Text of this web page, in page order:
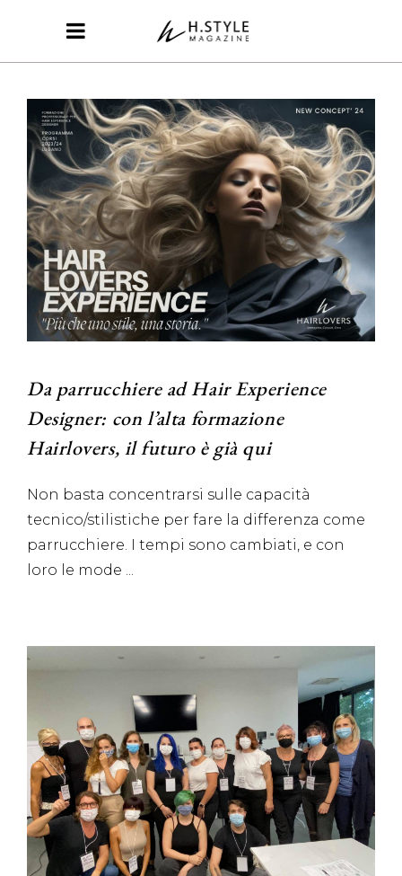
Da parrucchiere ad Hair Experience
Designer: con l’alta formazione
Hairlovers, il futuro è già qui
Non basta concentrarsi sulle capacità
tecnico/stilistiche per fare la differenza come
parrucchiere. I tempi sono cambiati, e con
loro le mode